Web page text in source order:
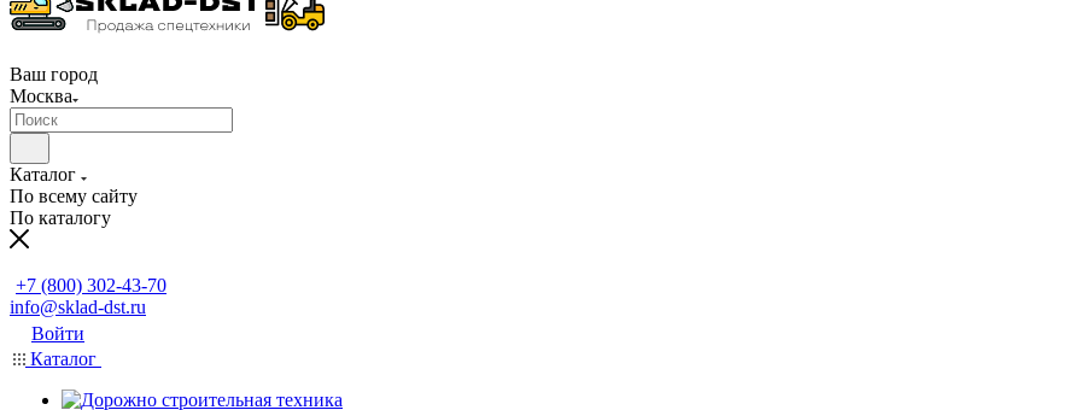
Ваш город
Москва
Каталог
По всему сайту
По каталогу
+7 (800) 302-43-70
info@sklad-dst.ru
Войти
Каталог